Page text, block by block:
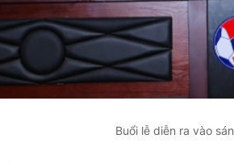
Buổi lễ diễn ra vào